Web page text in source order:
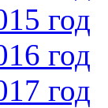
год
год
год